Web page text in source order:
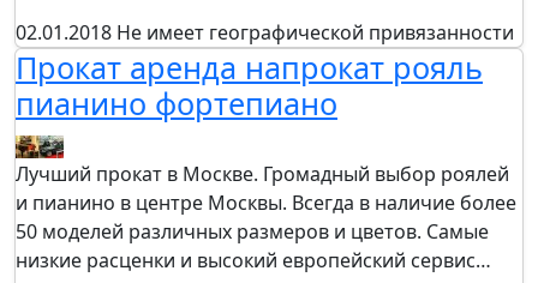
02.01.2018 Не имеет географической привязанности
Прокат аренда напрокат рояль
пианино фортепиано
Лучший прокат в Москве. Громадный выбор роялей
и пианино в центре Москвы. Всегда в наличие более
50 моделей различных размеров и цветов. Самые
низкие расценки и высокий европейский сервис…